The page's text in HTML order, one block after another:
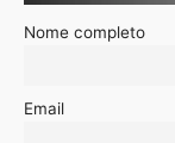
Nome completo
Email